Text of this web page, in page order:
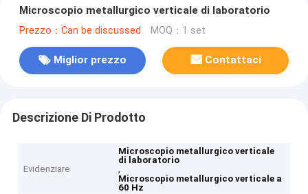
Microscopio metallurgico verticale di laboratorio
Prezzo：Can be discussed MOQ：1 set
Miglior prezzo Contattaci
Descrizione Di Prodotto
Evidenziare
Microscopio metallurgico verticale
di laboratorio
,
Microscopio metallurgico verticale a
60 Hz